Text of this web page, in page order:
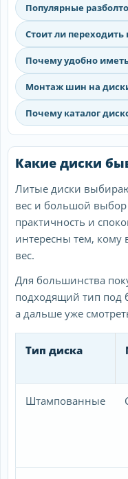
Популярные
Стоит ли
Почему удобно
Монтаж шин на
Почему каталог
Какие диски
Литые диски
вес и большой
практичность и
интересны тем,
вес.
Для большинства
подходящий тип под
а дальше уже
Тип диска
Штампованные